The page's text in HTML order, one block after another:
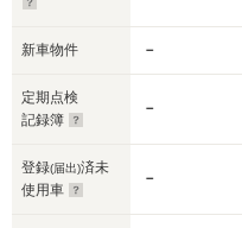
新車物件 －
定期点検
記録簿
－
登録(届出)済未
使用車
－